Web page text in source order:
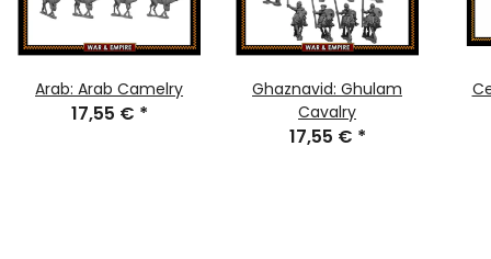
Arab: Arab Camelry
17,55 € *
Ghaznavid: Ghulam
Cavalry
17,55 € *